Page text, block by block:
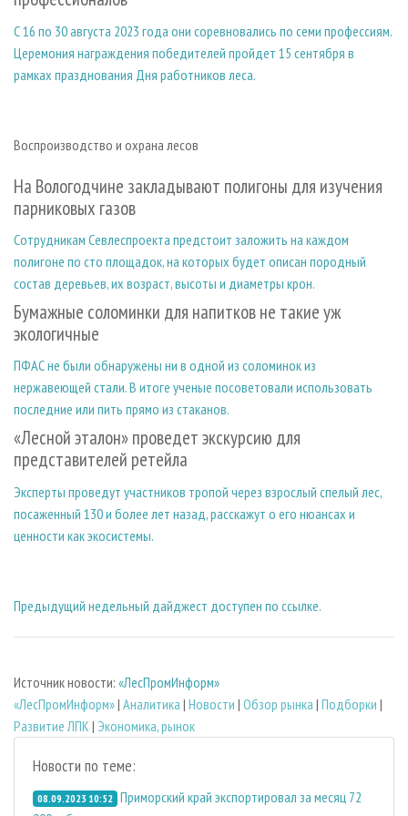
С 16 по 30 августа 2023 года они соревновались по семи профессиям.
Церемония награждения победителей пройдет 15 сентября в
рамках празднования Дня работников леса.
Воспроизводство и охрана лесов
На Вологодчине закладывают полигоны для изучения
парниковых газов
Сотрудникам Севлеспроекта предстоит заложить на каждом
полигоне по сто площадок, на которых будет описан породный
состав деревьев, их возраст, высоты и диаметры крон.
Бумажные соломинки для напитков не такие уж
экологичные
ПФАС не были обнаружены ни в одной из соломинок из
нержавеющей стали. В итоге ученые посоветовали использовать
последние или пить прямо из стаканов.
«Лесной эталон» проведет экскурсию для
представителей ретейла
Эксперты проведут участников тропой через взрослый спелый лес,
посаженный 130 и более лет назад, расскажут о его нюансах и
ценности как экосистемы.
Предыдущий недельный дайджест доступен по ссылке.
Источник новости: «ЛесПромИнформ»
«ЛесПромИнформ»| Аналитика | Новости | Обзор рынка | Подборки |
Развитие ЛПК | Экономика, рынок
Новости по теме:
08.09.2023 10:52 Приморский край экспортировал за месяц 72